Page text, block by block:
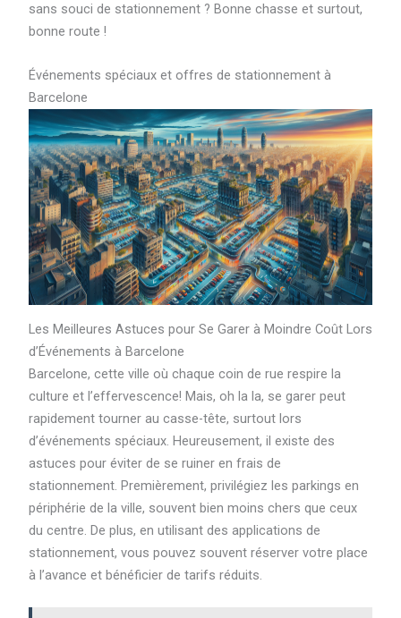
sans souci de stationnement ? Bonne chasse et surtout,
bonne route !
Événements spéciaux et offres de stationnement à
Barcelone
Les Meilleures Astuces pour Se Garer à Moindre Coût Lors
d’Événements à Barcelone
Barcelone, cette ville où chaque coin de rue respire la
culture et l’effervescence! Mais, oh la la, se garer peut
rapidement tourner au casse-tête, surtout lors
d’événements spéciaux. Heureusement, il existe des
astuces pour éviter de se ruiner en frais de
stationnement. Premièrement, privilégiez les parkings en
périphérie de la ville, souvent bien moins chers que ceux
du centre. De plus, en utilisant des applications de
stationnement, vous pouvez souvent réserver votre place
à l’avance et bénéficier de tarifs réduits.